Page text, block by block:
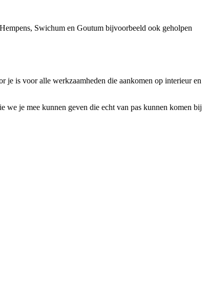
Swichum en Goutum bijvoorbeeld ook geholpen
je is voor alle werkzaamheden die aankomen op interieur en
we je mee kunnen geven die echt van pas kunnen komen bij